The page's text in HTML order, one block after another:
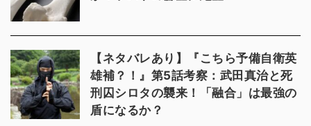
【ネタバレあり】『こちら予備自衛英
雄補？！』第5話考察：武田真治と死
刑囚シロタの襲来！「融合」は最強の
盾になるか？